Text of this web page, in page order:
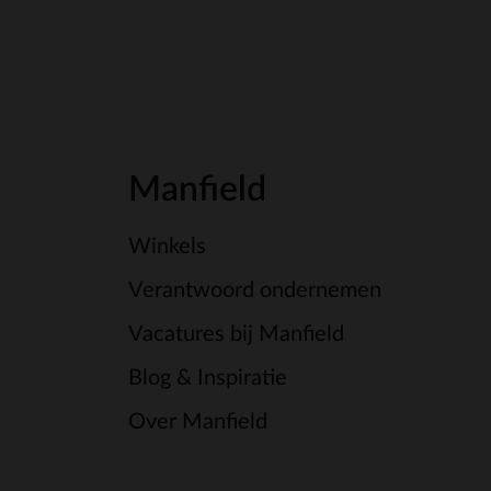
Manfield
Winkels
Verantwoord ondernemen
Vacatures bij Manfield
Blog & Inspiratie
Over Manfield